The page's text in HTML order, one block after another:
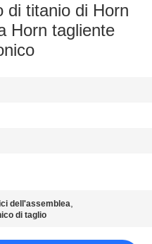
di titanio di Horn
Horn tagliente
dell'assemblea,
di taglio